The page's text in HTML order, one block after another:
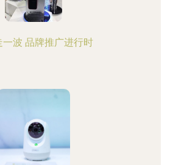
一波 品牌推广进行时